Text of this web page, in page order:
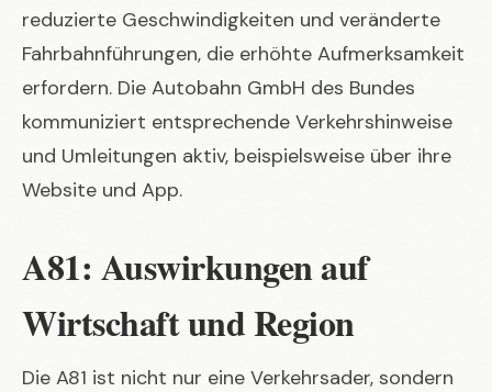
reduzierte Geschwindigkeiten und veränderte
Fahrbahnführungen, die erhöhte Aufmerksamkeit
erfordern. Die Autobahn GmbH des Bundes
kommuniziert entsprechende Verkehrshinweise
und Umleitungen aktiv, beispielsweise über ihre
Website und App.
A81: Auswirkungen auf
Wirtschaft und Region
Die A81 ist nicht nur eine Verkehrsader, sondern